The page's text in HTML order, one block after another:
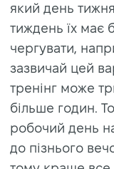
який день
тиждень їх має
чергувати,
зазвичай цей
тренінг може
більше годин.
робочий день
до пізнього